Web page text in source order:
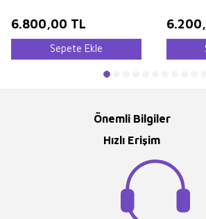
6.800,00 TL
Sepete Ekle
Önemli Bilgiler
Hızlı Erişim